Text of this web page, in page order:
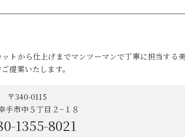
トから仕上げまでマンツーマンで丁寧に担当する
提案いたします。
〒340-0115
手市中５丁目２−１８
1355-8021